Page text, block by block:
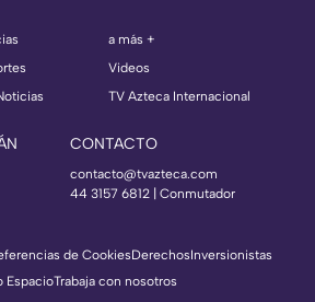
a más +
Videos
TV Azteca Internacional
CONTACTO
contacto@tvazteca.com
44 3157 6812 | Conmutador
de CookiesDerechosInversionistas
EspacioTrabaja con nosotros